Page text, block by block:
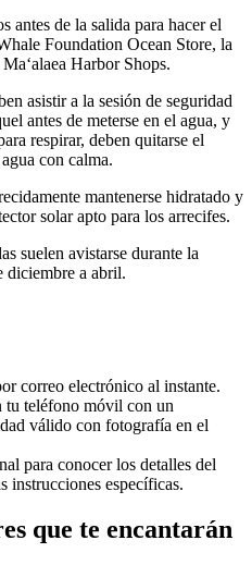
antes de la salida para hacer el
Foundation Ocean Store, la
Harbor Shops.
asistir a la sesión de seguridad
antes de meterse en el agua, y
respirar, deben quitarse el
con calma.
mantenerse hidratado y
solar apto para los arrecifes.
suelen avistarse durante la
diciembre a abril.
correo electrónico al instante.
tu teléfono móvil con un
válido con fotografía en el
para conocer los detalles del
instrucciones específicas.
que te encantarán